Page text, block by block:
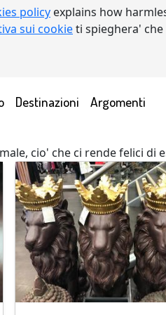
policy explains how
sui cookieti spieghera'
Destinazioni Argomenti
cio' che ci rende felici di